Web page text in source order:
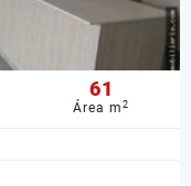
61
Área m2